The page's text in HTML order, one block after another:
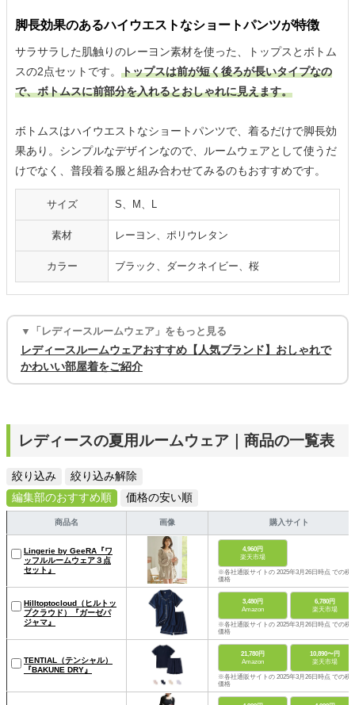
脚長効果のあるハイウエストなショートパンツが特徴
サラサラした肌触りのレーヨン素材を使った、トップスとボトム
スの2点セットです。 トップスは前が短く後ろが長いタイプなの
で、ボトムスに前部分を入れるとおしゃれに見えます。
ボトムスはハイウエストなショートパンツで、着るだけで脚長効
果あり。シンプルなデザインなので、ルームウェアとして使うだ
けでなく、普段着る服と組み合わせてみるのもおすすめです。
サイズ S、M、L
素材 レーヨン、ポリウレタン
カラー ブラック、ダークネイビー、桜
▼「レディースルームウェア」をもっと見る
レディースルームウェアおすすめ【人気ブランド】おしゃれで
かわいい部屋着をご紹介
レディースの夏用ルームウェア｜商品の一覧表
絞り込み
絞り込み解除
編集部のおすすめ順
価格の安い順
商品名 画像 購入サイト
Lingerie by GeeRA『ワ
ッフルルームウェア３点
セット』
4,960円
楽天市場
※各社通販サイトの 2025年3月26日時点 での税
価格
Hilltoptocloud（ヒルトッ
プクラウド）『ガーゼパ
ジャマ』
3,480円
Amazon
6,780円
楽天市場
※各社通販サイトの 2025年3月26日時点 での税
価格
TENTIAL（テンシャル）
『BAKUNE DRY』
21,780円
Amazon
10,890〜円
楽天市場
※各社通販サイトの 2025年3月26日時点 での税
価格